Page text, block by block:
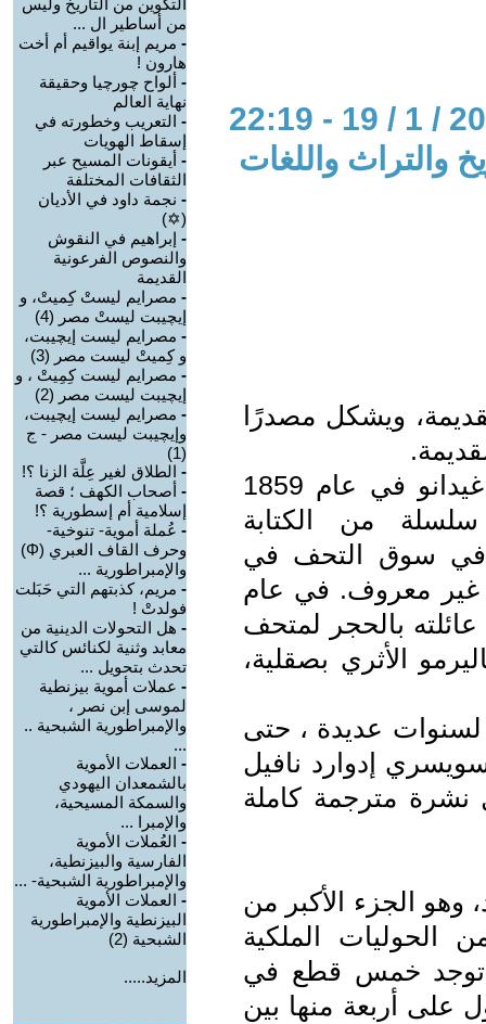
والتراث واللغات
ويشكل مصدرًا
إشترى محام صقلي يُدعى فرديناند غيدانو في عام 1859
من الكتابة
في سوق التحف في
غير معروف. في عام
عائلته بالحجر لمتحف
الأثري بصقلية،
لسنوات عديدة ، حتى
السويسري إدوارد نافيل
مترجمة كاملة
وهو الجزء الأكبر من
الملكية
توجد خمس قطع في
على أربعة منها بين
التكوين من التاريخ وليس
من أساطير ال ...
- مريم إبنة يواقيم أم أخت
هارون !
- ألواح چورچيا وحقيقة
نهاية العالم
- التعريب وخطورته في
إسقاط الهويات
- أيقونات المسيح عبر
الثقافات المختلفة
- نجمة داود في الأديان
(✡)
- إبراهيم في النقوش
والنصوص الفرعونية
القديمة
- مصرايم ليستْ كِميتْ، و
إيچيبت ليستْ مصر (4)
- مصرايم ليست إيچيبت،
و كِميتْ ليست مصر (3)
- مصرايم ليست كِمِيتْ ، و
إيچيبت ليست مصر (2)
- مصرايم ليست إيچيبت،
وإيچيبت ليست مصر - ج
(1)
- الطلاق لغير عِلَّة الزنا ؟!
- أصحاب الكهف ؛ قصة
إسلامية أم إسطورية ؟!
- عُملة أموية- تنوخية-
وحرف القاف العبري (Φ)
والإمبراطورية ...
- مريم، كذبتهم التي حَبَلت
فولدتْ !
- هل التحولات الدينية من
معابد وثنية لكنائس كالتي
تحدث بتحويل ...
- عملات أموية بيزنطية
لموسى إبن نصر ،
والإمبراطورية الشبحية ..
...
- العملات الأموية
بالشمعدان اليهودي
والسمكة المسيحية،
والإمبرا ...
- العُملات الأموية
الفارسية والبيزنطية،
والإمبراطورية الشبحية- ...
- العملات الأموية
البيزنطية والإمبراطورية
الشبحية (2)
المزيد.....